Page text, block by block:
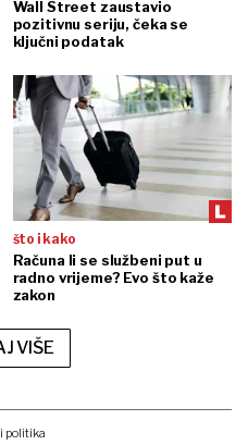
Wall Street zaustavio
pozitivnu seriju, čeka se
ključni podatak
što i kako
Računa li se službeni put u
radno vrijeme? Evo što kaže
zakon
VIŠE
politika